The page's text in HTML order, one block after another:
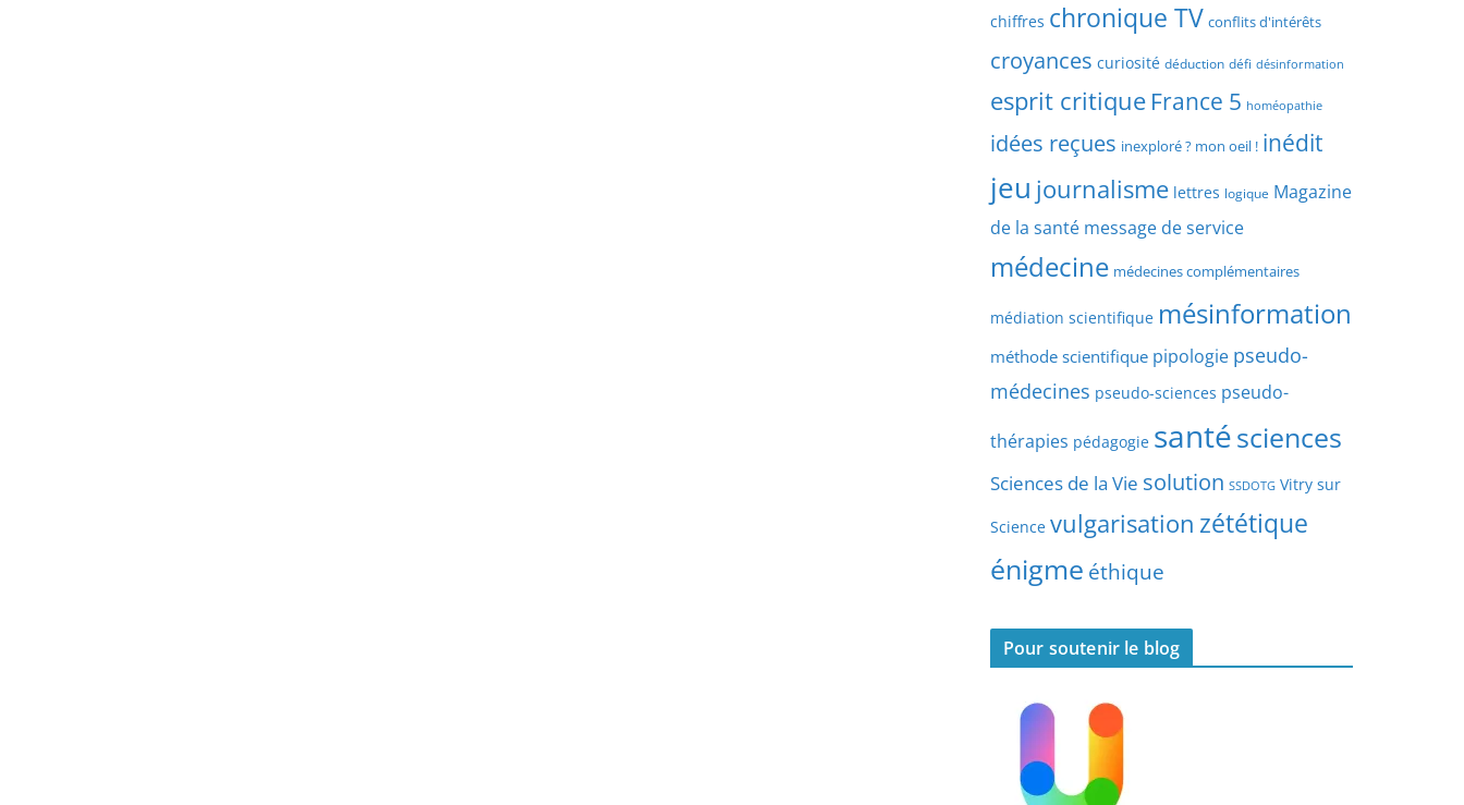
t
y
e
d
a
r
i
e
s
h
p
a
d
a
t
e
chiffres chronique TV conflits d'intérêts
croyances curiosité déduction défi désinformation
esprit critique France 5 homéopathie
idées reçues inexploré ? mon oeil ! inédit
jeu journalisme lettres logique Magazine
de la santé message de service
médecine médecines complémentaires
médiation scientifique mésinformation
méthode scientifique pipologie pseudo-
médecines pseudo-sciences pseudo-
thérapies pédagogie santésciences
Sciences de la Vie solution SSDOTG Vitry sur
Science vulgarisation zététique
énigme éthique
Pour soutenir le blog